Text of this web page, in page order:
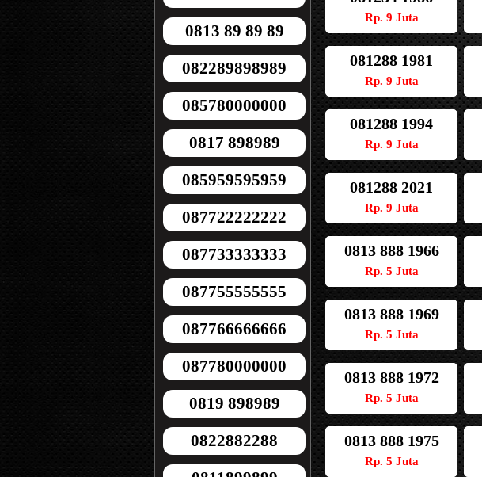
0813 89 89 89
082289898989
085780000000
0817 898989
085959595959
087722222222
087733333333
087755555555
087766666666
087780000000
0819 898989
0822882288
Rp. 9 Juta
081288 1981
Rp. 9 Juta
081288 1994
Rp. 9 Juta
081288 2021
Rp. 9 Juta
0813 888 1966
Rp. 5 Juta
0813 888 1969
Rp. 5 Juta
0813 888 1972
Rp. 5 Juta
0813 888 1975
Rp. 5 Juta